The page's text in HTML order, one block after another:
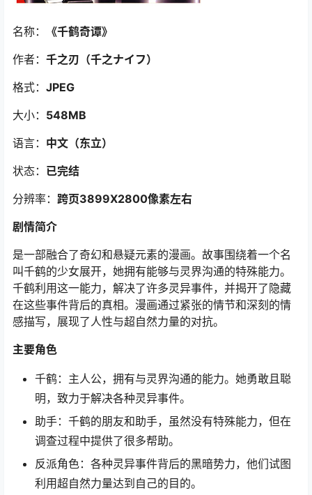
名称：
《千鹤奇谭》
作者： 千之刃（千之ナイフ）
格式： JPEG
大小： 548MB
语言： 中文（东立）
状态： 已完结
分辨率： 跨页3899X2800像素左右
剧情简介
是一部融合了奇幻和悬疑元素的漫画。故事围绕着一个名
叫千鹤的少女展开，她拥有能够与灵界沟通的特殊能力。
千鹤利用这一能力，解决了许多灵异事件，并揭开了隐藏
在这些事件背后的真相。漫画通过紧张的情节和深刻的情
感描写，展现了人性与超自然力量的对抗。
主要角色
千鹤：主人公，拥有与灵界沟通的能力。她勇敢且聪
明，致力于解决各种灵异事件。
助手：千鹤的朋友和助手，虽然没有特殊能力，但在
调查过程中提供了很多帮助。
反派角色：各种灵异事件背后的黑暗势力，他们试图
利用超自然力量达到自己的目的。